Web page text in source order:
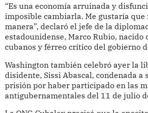
“Es una economía arruinada y
imposible cambiarla. Me gustaría que
manera”, declaró el jefe de la
estadounidense, Marco Rubio, nacido
cubanos y férreo crítico del gobierno
Washington también celebró ayer la
disidente, Sissi Abascal, condenada a
prisión por haber participado en las
antigubernamentales del 11 de julio